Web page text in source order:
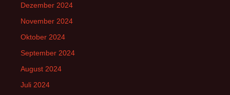
Dezember 2024
November 2024
Oktober 2024
September 2024
August 2024
Juli 2024